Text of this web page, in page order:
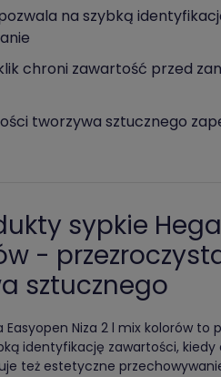
na szybką
chroni zawartość przed
tworzywa sztucznego
sypkie
-
sztucznego
Niza 2 l mix kolorów to
identyfikację zawartości, kiedy
też estetyczne